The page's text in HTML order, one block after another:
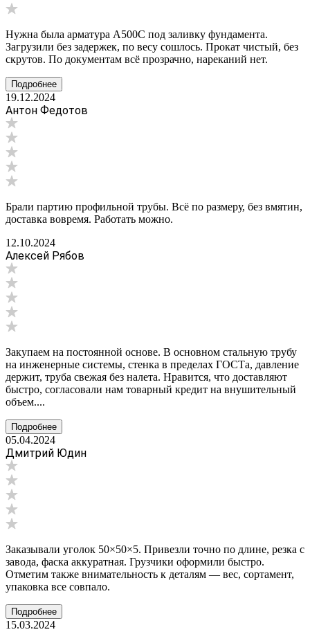
Нужна была арматура А500С под заливку фундамента.
Загрузили без задержек, по весу сошлось. Прокат чистый, без
скрутов. По документам всё прозрачно, нареканий нет.
Подробнее
19.12.2024
Антон Федотов
Брали партию профильной трубы. Всё по размеру, без вмятин,
доставка вовремя. Работать можно.
12.10.2024
Алексей Рябов
Закупаем на постоянной основе. В основном стальную трубу
на инженерные системы, стенка в пределах ГОСТа, давление
держит, труба свежая без налета. Нравится, что доставляют
быстро, согласовали нам товарный кредит на внушительный
объем....
Подробнее
05.04.2024
Дмитрий Юдин
Заказывали уголок 50×50×5. Привезли точно по длине, резка с
завода, фаска аккуратная. Грузчики оформили быстро.
Отметим также внимательность к деталям — вес, сортамент,
упаковка все совпало.
Подробнее
15.03.2024